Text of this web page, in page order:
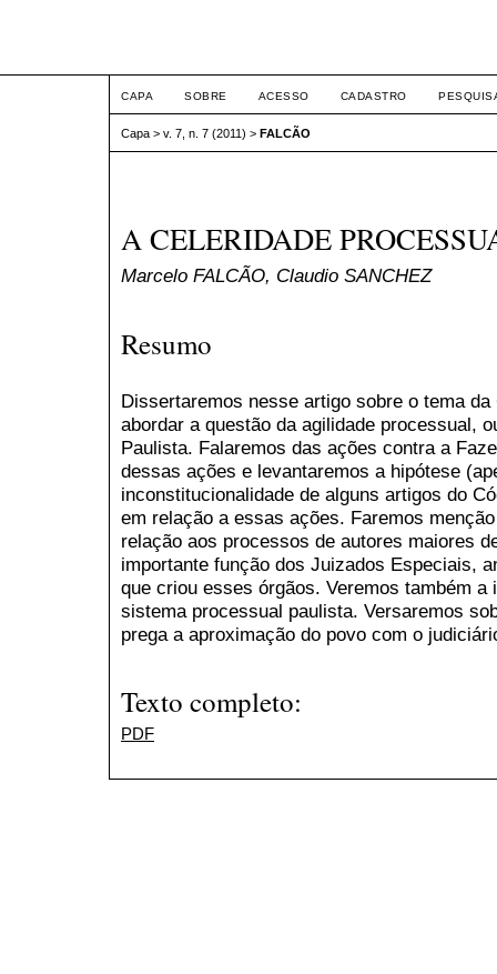
CAPA SOBRE ACESSO CADASTRO
Capa > v. 7, n. 7 (2011) > FALCÃO
A CELERIDADE
Marcelo FALCÃO, Claudio SANCHEZ
Resumo
Dissertaremos nesse artigo sobre o tema
abordar a questão da agilidade processual,
Paulista. Falaremos das ações contra a
dessas ações e levantaremos a hipótese
inconstitucionalidade de alguns artigos do
em relação a essas ações. Faremos
relação aos processos de autores maiores
importante função dos Juizados Especiais,
que criou esses órgãos. Veremos também
sistema processual paulista. Versaremos
prega a aproximação do povo com o
Texto completo:
PDF